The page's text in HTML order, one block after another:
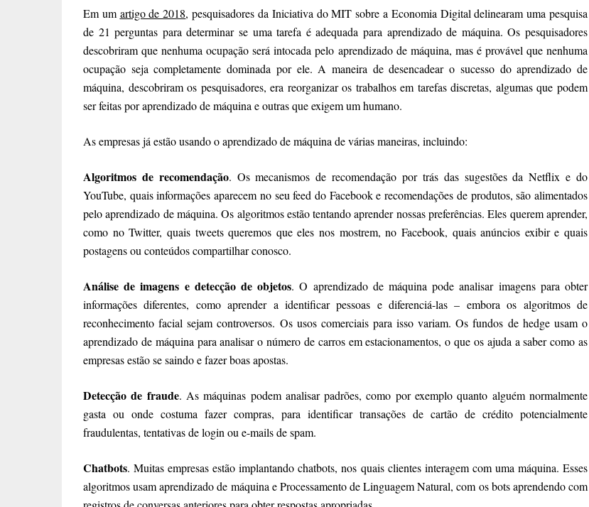
Em umartigo de 2018, pesquisadores da Iniciativa do MIT sobre a Economia Digital delinearam uma pesquisa
de 21 perguntas para determinar se uma tarefa é adequada para aprendizado de máquina. Os pesquisadores
descobriram que nenhuma ocupação será intocada pelo aprendizado de máquina, mas é provável que nenhuma
ocupação seja completamente dominada por ele. A maneira de desencadear o sucesso do aprendizado de
máquina, descobriram os pesquisadores, era reorganizar os trabalhos em tarefas discretas, algumas que podem
ser feitas por aprendizado de máquina e outras que exigem um humano.
As empresas já estão usando o aprendizado de máquina de várias maneiras, incluindo:
Algoritmos de recomendação. Os mecanismos de recomendação por trás das sugestões da Netflix e do
YouTube, quais informações aparecem no seu feed do Facebook e recomendações de produtos, são alimentados
pelo aprendizado de máquina. Os algoritmos estão tentando aprender nossas preferências. Eles querem aprender,
como no Twitter, quais tweets queremos que eles nos mostrem, no Facebook, quais anúncios exibir e quais
postagens ou conteúdos compartilhar conosco.
Análise de imagens e detecção de objetos. O aprendizado de máquina pode analisar imagens para obter
informações diferentes, como aprender a identificar pessoas e diferenciá-las – embora os algoritmos de
reconhecimento facial sejam controversos. Os usos comerciais para isso variam. Os fundos de hedge usam o
aprendizado de máquina para analisar o número de carros em estacionamentos, o que os ajuda a saber como as
empresas estão se saindo e fazer boas apostas.
Detecção de fraude. As máquinas podem analisar padrões, como por exemplo quanto alguém normalmente
gasta ou onde costuma fazer compras, para identificar transações de cartão de crédito potencialmente
fraudulentas, tentativas de login ou e-mails de spam.
Chatbots. Muitas empresas estão implantando chatbots, nos quais clientes interagem com uma máquina. Esses
algoritmos usam aprendizado de máquina e Processamento de Linguagem Natural, com os bots aprendendo com